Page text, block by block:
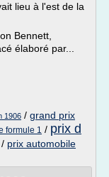
lieu à l'est de la
Bennett,
élaboré par...
1906 / grand prix
formule 1 / prix d
/ prix automobile